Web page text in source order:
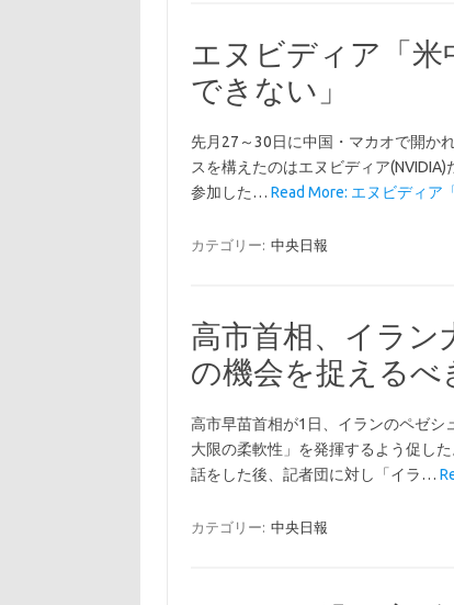
エヌビディア「
できない」
先月27～30日に中国・マカオで開か
スを構えたのはエヌビディア
参加した… Read More: エヌビディア
カテゴリー: 中央日報
高市首相、イラン
の機会を捉えるべ
高市早苗首相が1日、イランのペゼシ
大限の柔軟性」を発揮するよう促し
話をした後、記者団に対し「イラ…
カテゴリー: 中央日報